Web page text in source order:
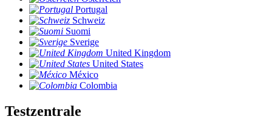
Portugal
Schweiz
Suomi
Sverige
United Kingdom
United States
México
Colombia
Testzentrale